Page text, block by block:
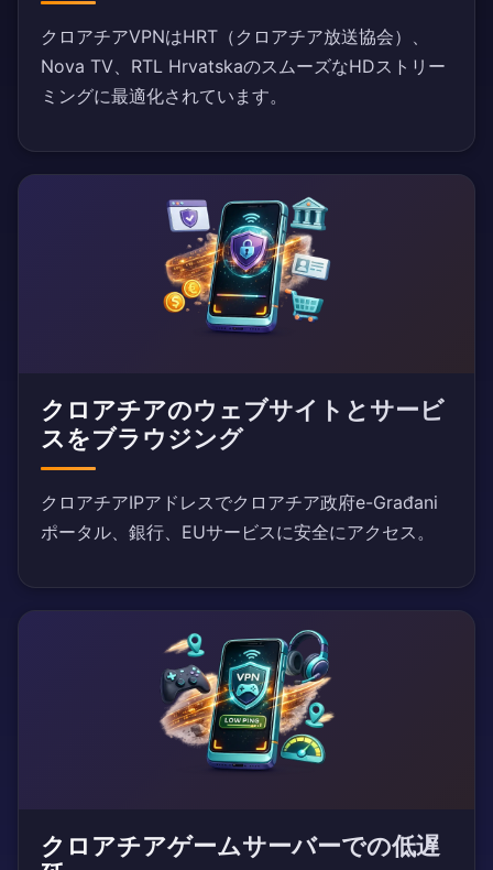
クロアチアVPNはHRT（クロアチア放送協会）、
Nova TV、RTL HrvatskaのスムーズなHDストリー
ミングに最適化されています。
クロアチアのウェブサイトとサービ
スをブラウジング
クロアチアIPアドレスでクロアチア政府e-Građani
ポータル、銀行、EUサービスに安全にアクセス。
クロアチアゲームサーバーでの低遅